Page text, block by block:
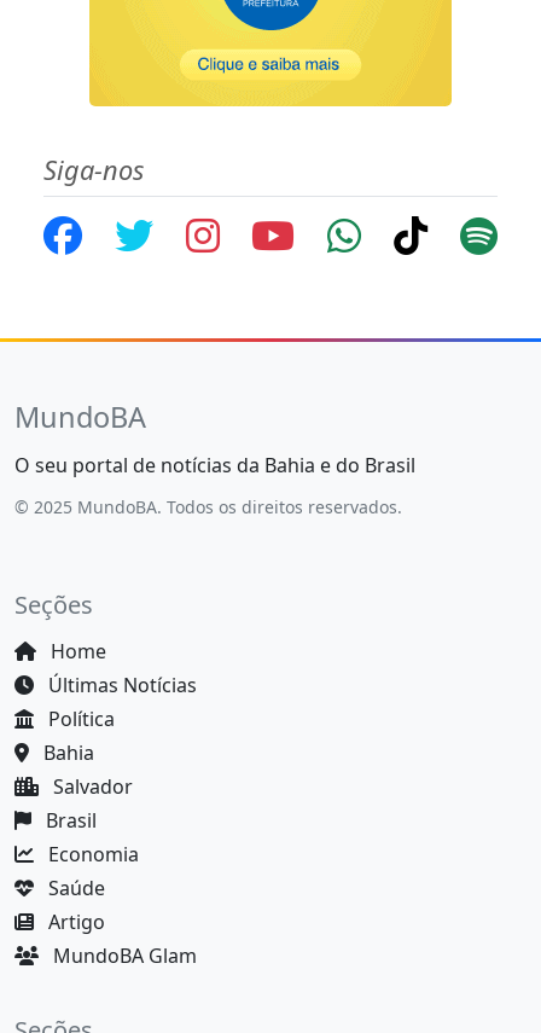
Siga-nos
MundoBA
O seu portal de notícias da Bahia e do Brasil
© 2025 MundoBA. Todos os direitos reservados.
Seções
Home
Últimas Notícias
Política
Bahia
Salvador
Brasil
Economia
Saúde
Artigo
MundoBA Glam